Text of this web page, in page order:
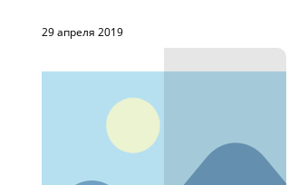
комплиментами. В на...
29 апреля 2019